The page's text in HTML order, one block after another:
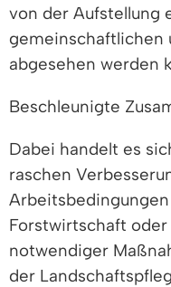
von der Aufstellung
gemeinschaftlichen
abgesehen werden
Beschleunigte
Dabei handelt es
raschen
Forstwirtschaft
notwendiger
der